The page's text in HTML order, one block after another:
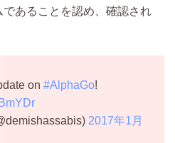
あることを認め、確認され
on #AlphaGo!
2017年1月